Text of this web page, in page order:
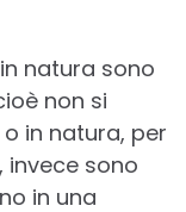
natura sono
non si
in natura, per
invece sono
in una